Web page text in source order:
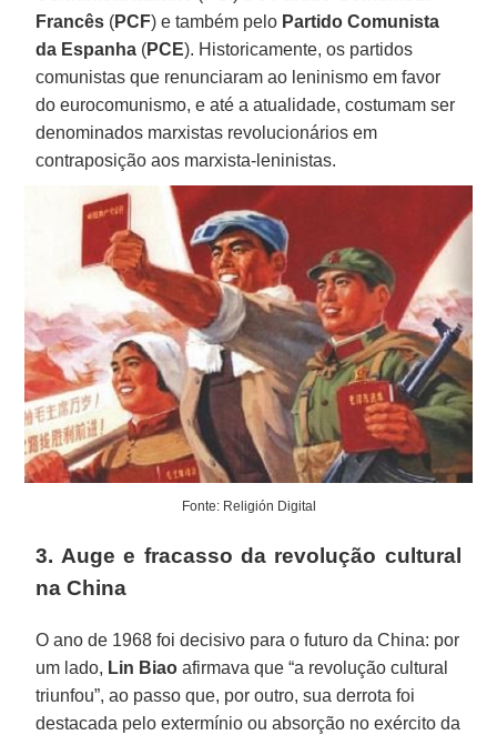
Francês (PCF) e também pelo Partido Comunista
da Espanha (PCE). Historicamente, os partidos
comunistas que renunciaram ao leninismo em favor
do eurocomunismo, e até a atualidade, costumam ser
denominados marxistas revolucionários em
contraposição aos marxista-leninistas.
Fonte: Religión Digital
3. Auge e fracasso da revolução cultural
na China
O ano de 1968 foi decisivo para o futuro da China: por
um lado, Lin Biao afirmava que “a revolução cultural
triunfou”, ao passo que, por outro, sua derrota foi
destacada pelo extermínio ou absorção no exército da